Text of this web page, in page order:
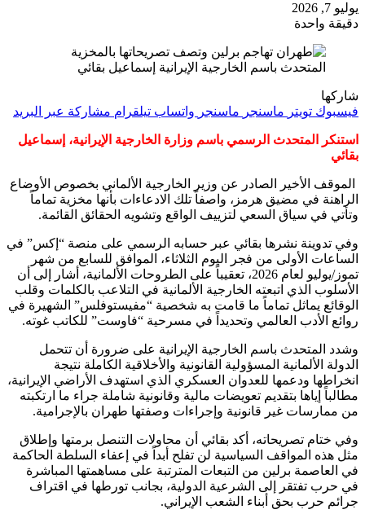
يوليو 7, 2026
دقيقة واحدة
المتحدث باسم الخارجية الإيرانية إسماعيل بقائي
شاركها
فيسبوك تويتر ماسنجر ماسنجر واتساب تيلقرام مشاركة عبر البريد
استنكر المتحدث الرسمي باسم وزارة الخارجية الإيرانية، إسماعيل
بقائي
الموقف الأخير الصادر عن وزير الخارجية الألماني بخصوص الأوضاع
الراهنة في مضيق هرمز، واصفاً تلك الادعاءات بأنها مخزية تماماً
وتأتي في سياق السعي لتزييف الواقع وتشويه الحقائق القائمة.
وفي تدوينة نشرها بقائي عبر حسابه الرسمي على منصة “إكس” في
الساعات الأولى من فجر اليوم الثلاثاء، الموافق للسابع من شهر
تموز/يوليو لعام 2026، تعقيباً على الطروحات الألمانية، أشار إلى أن
الأسلوب الذي اتبعته الخارجية الألمانية في التلاعب بالكلمات وقلب
الوقائع يماثل تماماً ما قامت به شخصية “مفيستوفلس” الشهيرة في
روائع الأدب العالمي وتحديداً في مسرحية “فاوست” للكاتب غوته.
وشدد المتحدث باسم الخارجية الإيرانية على ضرورة أن تتحمل
الدولة الألمانية المسؤولية القانونية والأخلاقية الكاملة نتيجة
انخراطها ودعمها للعدوان العسكري الذي استهدف الأراضي الإيرانية،
مطالباً إياها بتقديم تعويضات مالية وقانونية شاملة جراء ما ارتكبته
من ممارسات غير قانونية وإجراءات وصفتها طهران بالإجرامية.
وفي ختام تصريحاته، أكد بقائي أن محاولات التنصل برمتها وإطلاق
مثل هذه المواقف السياسية لن تفلح أبداً في إعفاء السلطة الحاكمة
في العاصمة برلين من التبعات المترتبة على مساهمتها المباشرة
في حرب تفتقر إلى الشرعية الدولية، بجانب تورطها في اقتراف
جرائم حرب بحق أبناء الشعب الإيراني.